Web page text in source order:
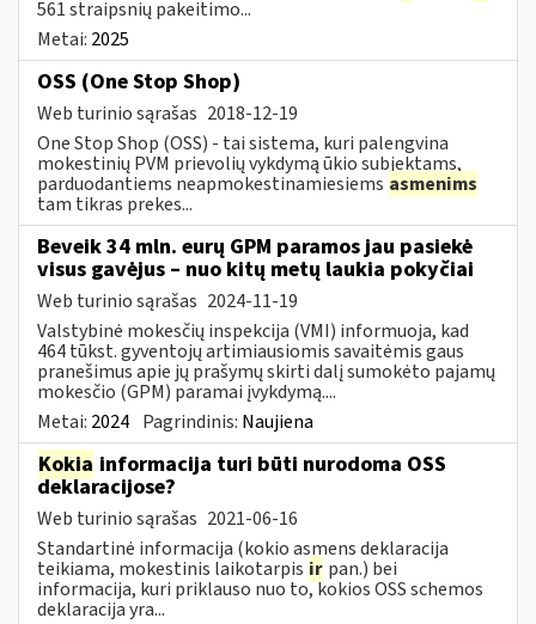
561 straipsnių pakeitimo...
Metai: 2025
OSS (One Stop Shop)
Web turinio sąrašas 2018-12-19
One Stop Shop (OSS) - tai sistema, kuri palengvina
mokestinių PVM prievolių vykdymą ūkio subjektams,
parduodantiems neapmokestinamiesiems asmenims
tam tikras prekes...
Beveik 34 mln. eurų GPM paramos jau pasiekė
visus gavėjus – nuo kitų metų laukia pokyčiai
Web turinio sąrašas 2024-11-19
Valstybinė mokesčių inspekcija (VMI) informuoja, kad
464 tūkst. gyventojų artimiausiomis savaitėmis gaus
pranešimus apie jų prašymų skirti dalį sumokėto pajamų
mokesčio (GPM) paramai įvykdymą....
Metai: 2024 Pagrindinis: Naujiena
Kokia informacija turi būti nurodoma OSS
deklaracijose?
Web turinio sąrašas 2021-06-16
Standartinė informacija (kokio asmens deklaracija
teikiama, mokestinis laikotarpis ir pan.) bei
informacija, kuri priklauso nuo to, kokios OSS schemos
deklaracija yra...